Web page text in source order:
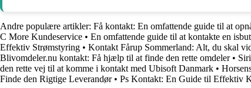
Andre populære artikler: Få kontakt: En omfattende guide til at
C More Kundeservice • En omfattende guide til at kontakte en
Effektiv Strømstyring • Kontakt Fårup Sommerland: Alt, du skal
Blivomdeler.nu kontakt: Få hjælp til at finde den rette omdeler•
den rette vej til at komme i kontakt med Ubisoft Danmark •
Finde den Rigtige Leverandør• Ps Kontakt: En Guide til Effektiv